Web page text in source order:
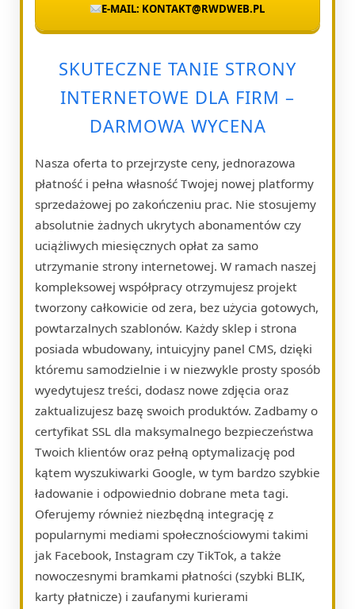
E-MAIL: KONTAKT@RWDWEB.PL
SKUTECZNE TANIE STRONY
INTERNETOWE DLA FIRM –
DARMOWA WYCENA
Nasza oferta to przejrzyste ceny, jednorazowa
płatność i pełna własność Twojej nowej platformy
sprzedażowej po zakończeniu prac. Nie stosujemy
absolutnie żadnych ukrytych abonamentów czy
uciążliwych miesięcznych opłat za samo
utrzymanie strony internetowej. W ramach naszej
kompleksowej współpracy otrzymujesz projekt
tworzony całkowicie od zera, bez użycia gotowych,
powtarzalnych szablonów. Każdy sklep i strona
posiada wbudowany, intuicyjny panel CMS, dzięki
któremu samodzielnie i w niezwykle prosty sposób
wyedytujesz treści, dodasz nowe zdjęcia oraz
zaktualizujesz bazę swoich produktów. Zadbamy o
certyfikat SSL dla maksymalnego bezpieczeństwa
Twoich klientów oraz pełną optymalizację pod
kątem wyszukiwarki Google, w tym bardzo szybkie
ładowanie i odpowiednio dobrane meta tagi.
Oferujemy również niezbędną integrację z
popularnymi mediami społecznościowymi takimi
jak Facebook, Instagram czy TikTok, a także
nowoczesnymi bramkami płatności (szybki BLIK,
karty płatnicze) i zaufanymi kurierami